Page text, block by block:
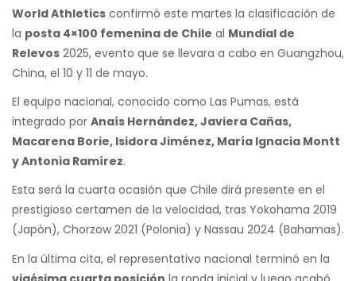
World Athletics confirmó este martes la clasificación de
la posta 4×100 femenina de Chile al Mundial de
Relevos 2025, evento que se llevara a cabo en Guangzhou,
China, el 10 y 11 de mayo.
El equipo nacional, conocido como Las Pumas, está
integrado por Anaís Hernández, Javiera Cañas,
Macarena Borie, Isidora Jiménez, María Ignacia Montt
y Antonia Ramírez.
Esta será la cuarta ocasión que Chile dirá presente en el
prestigioso certamen de la velocidad, tras Yokohama 2019
(Japón), Chorzow 2021 (Polonia) y Nassau 2024 (Bahamas).
En la última cita, el representativo nacional terminó en la